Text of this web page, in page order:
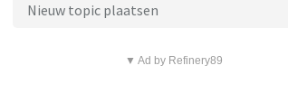
Nieuw topic plaatsen
▼ Ad by Refinery89